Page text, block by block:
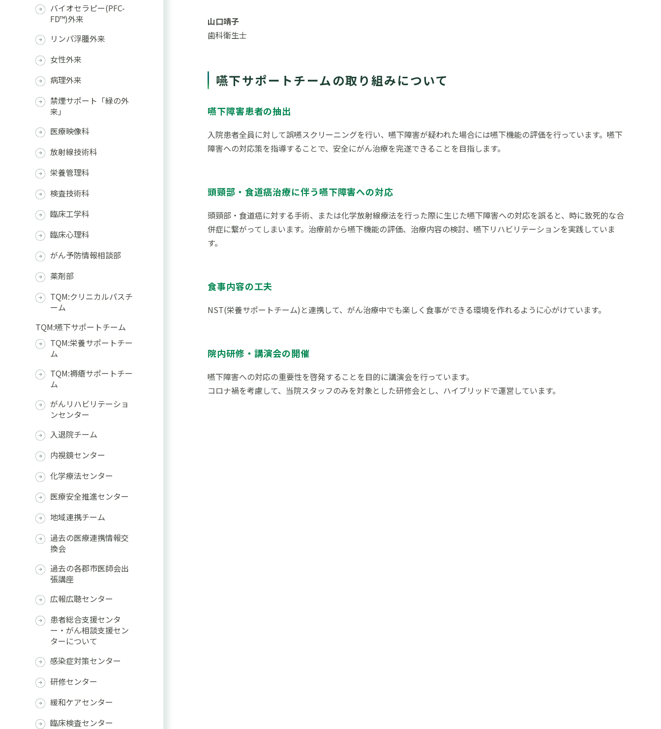
山口靖子
歯科衛生士
嚥下サポートチームの取り組みについて
嚥下障害患者の抽出
入院患者全員に対して誤嚥スクリーニングを行い、嚥下障害が疑われた場合には嚥下機能の評価を行っています。嚥下
障害への対応策を指導することで、安全にがん治療を完遂できることを目指します。
頭頸部・食道癌治療に伴う嚥下障害への対応
頭頸部・食道癌に対する手術、または化学放射線療法を行った際に生じた嚥下障害への対応を誤ると、時に致死的な合
併症に繋がってしまいます。治療前から嚥下機能の評価、治療内容の検討、嚥下リハビリテーションを実践していま
す。
食事内容の工夫
NST(栄養サポートチーム)と連携して、がん治療中でも楽しく食事ができる環境を作れるように心がけています。
院内研修・講演会の開催
嚥下障害への対応の重要性を啓発することを目的に講演会を行っています。
コロナ禍を考慮して、当院スタッフのみを対象とした研修会とし、ハイブリッドで運営しています。
バイオセラピー(PFC-
FD™)外来
リンパ浮腫外来
女性外来
病理外来
禁煙サポート「緑の外
来」
医療映像科
放射線技術科
栄養管理科
検査技術科
臨床工学科
臨床心理科
がん予防情報相談部
薬剤部
TQM:クリニカルパスチ
ーム
TQM:嚥下サポートチーム
TQM:栄養サポートチー
ム
TQM:褥瘡サポートチー
ム
がんリハビリテーショ
ンセンター
入退院チーム
内視鏡センター
化学療法センター
医療安全推進センター
地域連携チーム
過去の医療連携情報交
換会
過去の各郡市医師会出
張講座
広報広聴センター
患者総合支援センタ
ー・がん相談支援セン
ターについて
感染症対策センター
研修センター
緩和ケアセンター
臨床検査センター